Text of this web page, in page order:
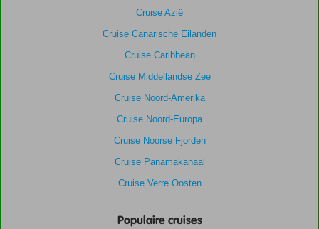
Cruise Azië
Cruise Canarische Eilanden
Cruise Caribbean
Cruise Middellandse Zee
Cruise Noord-Amerika
Cruise Noord-Europa
Cruise Noorse Fjorden
Cruise Panamakanaal
Cruise Verre Oosten
Populaire cruises